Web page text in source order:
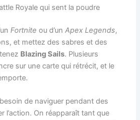
Royale qui sent la poudre
Fortnite ou d’unApex Legends,
et mettez des sabres et des
Blazing Sails. Plusieurs
sur une carte qui rétrécit, et le
de naviguer pendant des
l’action. On réapparaît tant que